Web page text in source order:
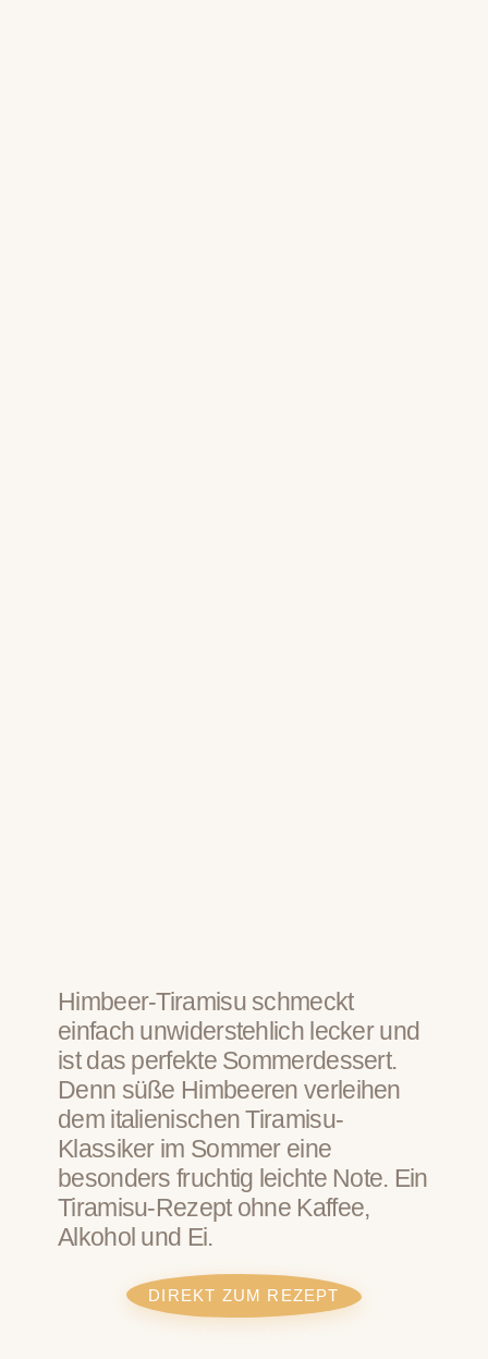
Himbeer-Tiramisu schmeckt
einfach unwiderstehlich lecker und
ist das perfekte Sommerdessert.
Denn süße Himbeeren verleihen
dem italienischen Tiramisu-
Klassiker im Sommer eine
besonders fruchtig leichte Note. Ein
Tiramisu-Rezept ohne Kaffee,
Alkohol und Ei.
DIREKT ZUM REZEPT